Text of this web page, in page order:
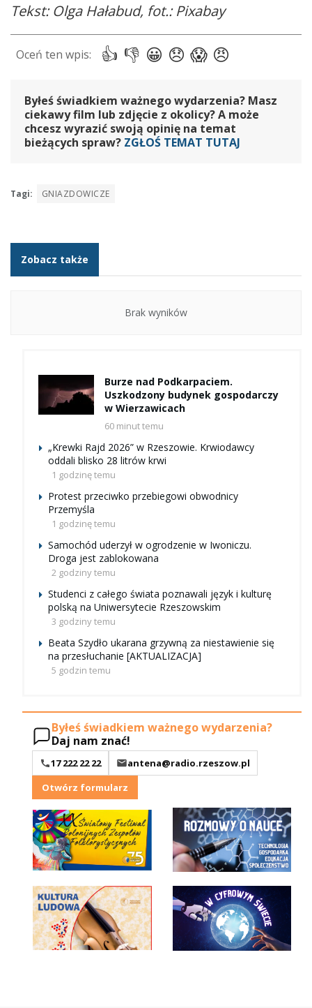
Tekst: Olga Hałabud, fot.: Pixabay
Byłeś świadkiem ważnego wydarzenia? Masz
ciekawy film lub zdjęcie z okolicy? A może
chcesz wyrazić swoją opinię na temat
bieżących spraw? ZGŁOŚ TEMAT TUTAJ
Tagi: GNIAZDOWICZE
Zobacz także
Brak wyników
Burze nad Podkarpaciem.
Uszkodzony budynek gospodarczy
w Wierzawicach
60 minut temu
„Krewki Rajd 2026” w Rzeszowie. Krwiodawcy
oddali blisko 28 litrów krwi
1 godzinę temu
Protest przeciwko przebiegowi obwodnicy
Przemyśla
1 godzinę temu
Samochód uderzył w ogrodzenie w Iwoniczu.
Droga jest zablokowana
2 godziny temu
Studenci z całego świata poznawali język i kulturę
polską na Uniwersytecie Rzeszowskim
3 godziny temu
Beata Szydło ukarana grzywną za niestawienie się
na przesłuchanie [AKTUALIZACJA]
5 godzin temu
Byłeś świadkiem ważnego wydarzenia?
Daj nam znać!
17 222 22 22
antena@radio.rzeszow.pl
Otwórz formularz